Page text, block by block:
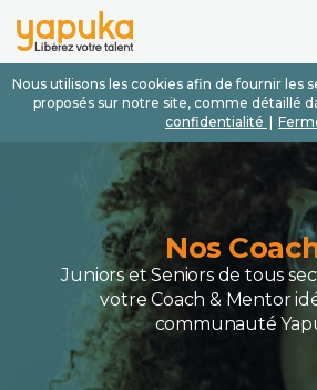
Nous utilisons les cookies afin de fournir les
proposés sur notre site, comme détaillé
confidentialité
Nos
Juniors et Seniors de tous
votre Coach & Mentor
communauté